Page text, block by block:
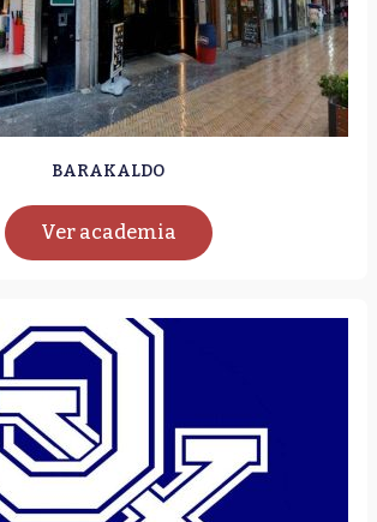
BARAKALDO
Ver academia